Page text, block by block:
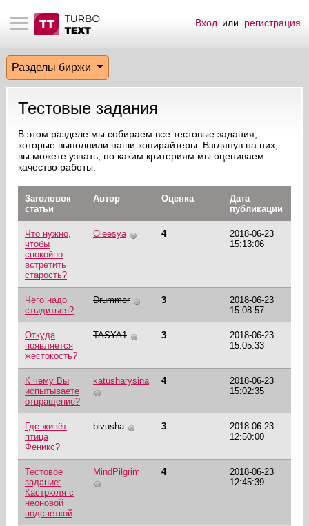
материалы
биржи
эфир
на сайте
пользователей
сообщения
по форуму
Вход или регистрация
Разделы биржи
Тестовые задания
В этом разделе мы собираем все тестовые задания,
которые выполнили наши копирайтеры. Взглянув на них,
вы можете узнать, по каким критериям мы оцениваем
качество работы.
Заголовок
статьи
Автор Оценка
Дата
публикации
Что нужно,
чтобы
спокойно
встретить
старость?
Oleesya 4
2018-06-23
15:13:06
Чего надо
стыдиться?
Drummer 3
2018-06-23
15:08:57
Откуда
появляется
жестокость?
TASYA1 3
2018-06-23
15:05:33
К чему Вы
испытываете
отвращение?
katusharysina 4
2018-06-23
15:02:35
Где живёт
птица
Феникс?
bivusha 3
2018-06-23
12:50:00
Тестовое
задание:
Кастрюля с
неоновой
подсветкой
MindPilgrim 4
2018-06-23
12:45:39